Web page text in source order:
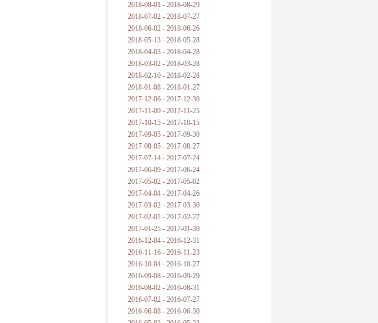
2018-08-01 - 2018-08-29
2018-07-02 - 2018-07-27
2018-06-02 - 2018-06-26
2018-05-13 - 2018-05-28
2018-04-03 - 2018-04-28
2018-03-02 - 2018-03-28
2018-02-10 - 2018-02-28
2018-01-08 - 2018-01-27
2017-12-06 - 2017-12-30
2017-11-09 - 2017-11-25
2017-10-15 - 2017-10-15
2017-09-05 - 2017-09-30
2017-08-05 - 2017-08-27
2017-07-14 - 2017-07-24
2017-06-09 - 2017-06-24
2017-05-02 - 2017-05-02
2017-04-04 - 2017-04-26
2017-03-02 - 2017-03-30
2017-02-02 - 2017-02-27
2017-01-25 - 2017-01-30
2016-12-04 - 2016-12-31
2016-11-16 - 2016-11-23
2016-10-04 - 2016-10-27
2016-09-08 - 2016-09-29
2016-08-02 - 2016-08-31
2016-07-02 - 2016-07-27
2016-06-08 - 2016-06-30